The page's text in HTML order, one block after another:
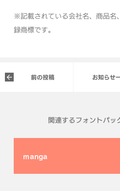
※記載されている会社名、商品名
録商標です。
前の投稿 お知らせ
関連するフォントパッ
manga